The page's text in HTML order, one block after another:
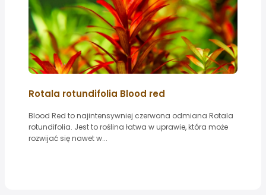
Rotala rotundifolia Blood red
Blood Red to najintensywniej czerwona odmiana Rotala
rotundifolia. Jest to roślina łatwa w uprawie, która może
rozwijać się nawet w...